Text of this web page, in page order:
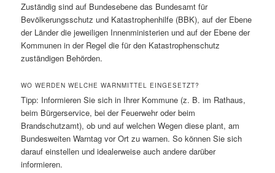
Zuständig sind auf Bundesebene das Bundesamt für
Bevölkerungsschutz und Katastrophenhilfe (BBK), auf der Ebene
der Länder die jeweiligen Innenministerien und auf der Ebene der
Kommunen in der Regel die für den Katastrophenschutz
zuständigen Behörden.
WO WERDEN WELCHE WARNMITTEL EINGESETZT?
Tipp: Informieren Sie sich in Ihrer Kommune (z. B. im Rathaus,
beim Bürgerservice, bei der Feuerwehr oder beim
Brandschutzamt), ob und auf welchen Wegen diese plant, am
Bundesweiten Warntag vor Ort zu warnen. So können Sie sich
darauf einstellen und idealerweise auch andere darüber
informieren.